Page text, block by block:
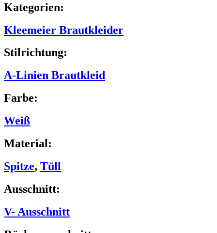
Kategorien:
Kleemeier Brautkleider
Stilrichtung:
A-Linien Brautkleid
Farbe:
Weiß
Material:
Spitze, Tüll
Ausschnitt:
V- Ausschnitt